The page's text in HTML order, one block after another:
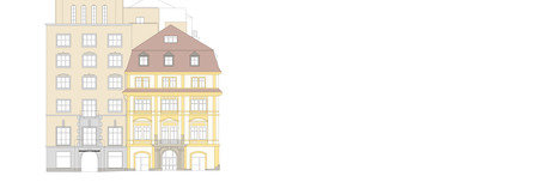
regina hradec králové